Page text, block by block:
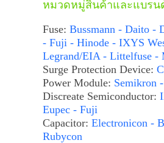
หมวดหมู่สินค้าและแบรน
Fuse: Bussmann - Daito -
- Fuji - Hinode - IXYS
Legrand/EIA - Littelfuse -
Surge Protection Device:
Power Module: Semikron
Discreate Semiconductor:
Eupec - Fuji
Capacitor: Electronicon -
Rubycon